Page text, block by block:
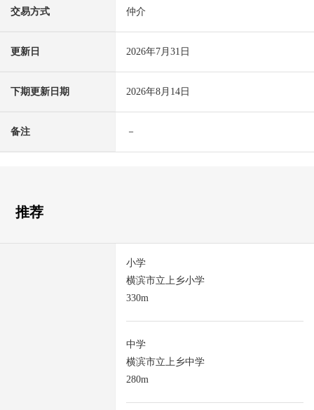
交易方式 仲介
更新日 2026年7月31日
下期更新日期 2026年8月14日
备注 －
推荐
小学
横滨市立上乡小学
330m
中学
横滨市立上乡中学
280m